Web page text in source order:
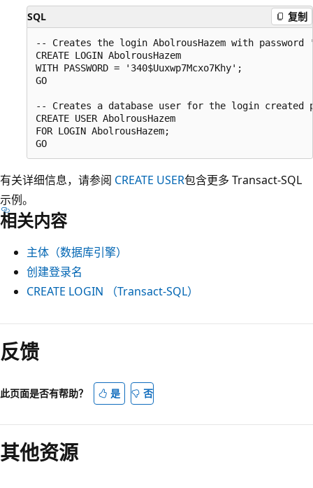
SQL 复制
-- Creates the login AbolrousHazem with password
CREATE LOGIN AbolrousHazem
WITH PASSWORD = '340$Uuxwp7Mcxo7Khy';
GO
-- Creates a database user for the login created
CREATE USER AbolrousHazem
FOR LOGIN AbolrousHazem;
有关详细信息，请参阅 CREATE USER包含更多 Transact-SQL
示例。
相关内容
主体（数据库引擎）
创建登录名
CREATE LOGIN （Transact-SQL）
反馈
此页面是否有帮助？ 是 否
其他资源